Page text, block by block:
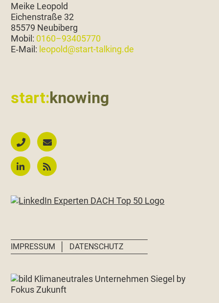
Meike Leopold
Eichen­straße 32
85579 Neubiberg
Mobil: 0160–93405770
E‑Mail: leopold@start-talking.de
start:knowing
IMPRESSUM DATENSCHUTZ